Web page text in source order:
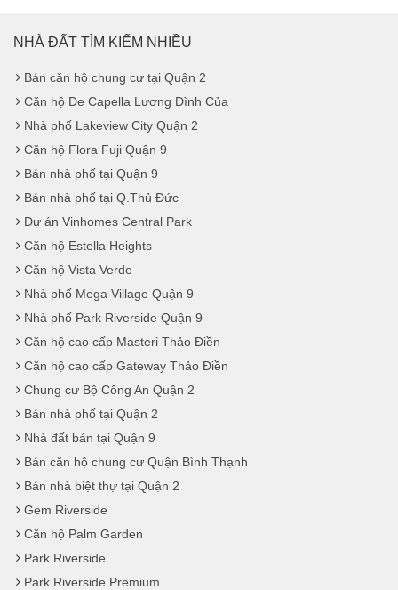
NHÀ ĐẤT TÌM KIẾM NHIỀU
Bán căn hộ chung cư tại Quận 2
Căn hộ De Capella Lương Đình Của
Nhà phố Lakeview City Quận 2
Căn hộ Flora Fuji Quận 9
Bán nhà phố tại Quận 9
Bán nhà phố tại Q.Thủ Đức
Dự án Vinhomes Central Park
Căn hộ Estella Heights
Căn hộ Vista Verde
Nhà phố Mega Village Quận 9
Nhà phố Park Riverside Quận 9
Căn hộ cao cấp Masteri Thảo Điền
Căn hộ cao cấp Gateway Thảo Điền
Chung cư Bộ Công An Quận 2
Bán nhà phố tại Quận 2
Nhà đất bán tại Quận 9
Bán căn hộ chung cư Quận Bình Thạnh
Bán nhà biệt thự tại Quận 2
Gem Riverside
Căn hộ Palm Garden
Park Riverside
Park Riverside Premium